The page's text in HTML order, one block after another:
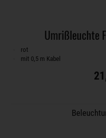
Umrißleuchte
rot
mit 0,5 m Kabel